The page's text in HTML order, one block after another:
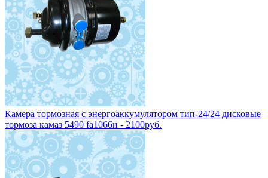
Камера тормозная с энергоаккумулятором тип-24/24 дисковые
тормоза камаз 5490 fa1066н - 2100руб.